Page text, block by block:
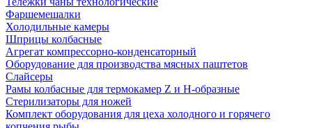
Фаршемешалки
Холодильные камеры
Шприцы колбасные
Агрегат компрессорно-конденсаторный
Оборудование для производства мясных паштетов
Слайсеры
Рамы колбасные для термокамер Z и H-образные
Стерилизаторы для ножей
Комплект оборудования для цеха холодного и горячего